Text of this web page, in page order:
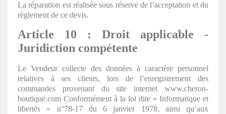
La réparation est réalisée sous réserve de l’acceptation et du
règlement de ce devis.
Article 10 : Droit applicable -
Juridiction compétente
Le Vendeur collecte des données à caractère personnel
relatives à ses clients, lors de l’enregistrement des
commandes provenant du site internet www.cheron-
boutique.com Conformément à la loi dite « Informatique et
libertés » n°78-17 du 6 janvier 1978, ainsi qu’aux